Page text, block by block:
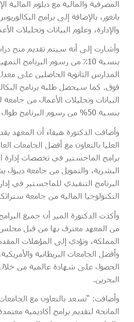
المصرفية والمالية مع دبلوم المالية
بانغور، بالإضافة إلى برامج
والإدارة، وعلوم البيانات وتحليلات
وأشارت إلى أنه سيتم تقديم منح
بنسبة 10٪ من رسوم البرنامج
فوق. كما سيحصل طلبة برنامج
البيانات وتحليلات الأعمال من
بنسبة 50% من رسوم البرنامج طوال فترة دراستهم.
وأضافت الدكتورة هيفاء أن المعهد
العليا بالتعاون مع أفضل الجامعات
برامج الماجستير في تخصصات إدارة
البشرية، والتمويل من جامعة ديبول
البرنامج التنفيذي للماجستير في
التكنولوجيا المالية من جامعة
وأكدت الدكتورة المير أن جميع
من المعهد معترف بها من قبل مجلس
المملكة، وتؤدي إلى المؤهلات
وأفضل الجامعات البريطانية
الحصول على شهادة عالمية من
البحرين.
وأضافت: “نسعد بالتعاون مع
المانحة لتقديم برامج أكاديمية